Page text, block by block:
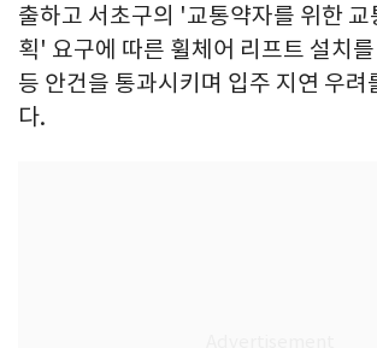
출하고 서초구의 '교통약자를 위한 교
획' 요구에 따른 휠체어 리프트 설치
등 안건을 통과시키며 입주 지연 우려
다.